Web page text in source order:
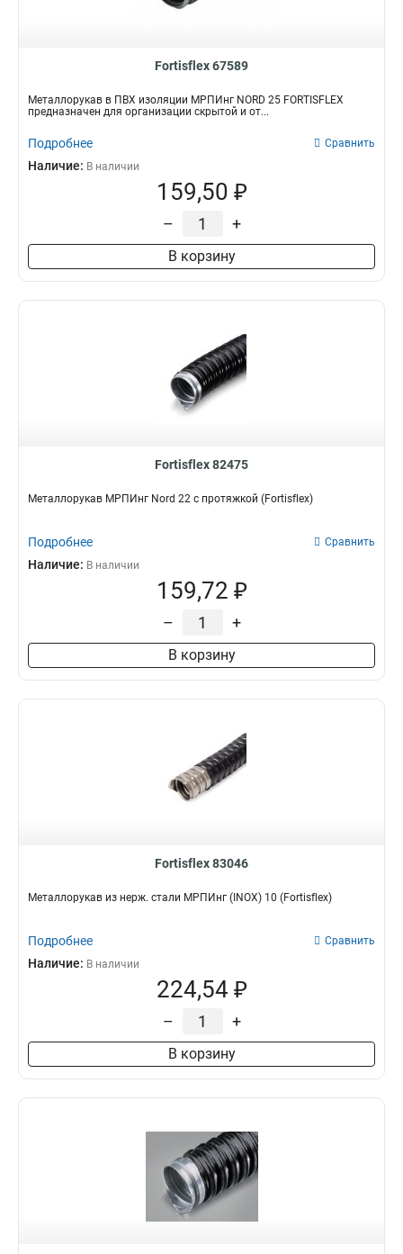
Fortisflex 67589
Металлорукав в ПВХ изоляции МРПИнг NORD 25 FORTISFLEX
предназначен для организации скрытой и от...
Подробнее Сравнить
Наличие: В наличии
159,50 ₽
– +
В корзину
Fortisflex 82475
Металлорукав МРПИнг Nord 22 с протяжкой (Fortisflex)
Подробнее Сравнить
Наличие: В наличии
159,72 ₽
– +
В корзину
Fortisflex 83046
Металлорукав из нерж. стали МРПИнг (INOX) 10 (Fortisflex)
Подробнее Сравнить
Наличие: В наличии
224,54 ₽
– +
В корзину